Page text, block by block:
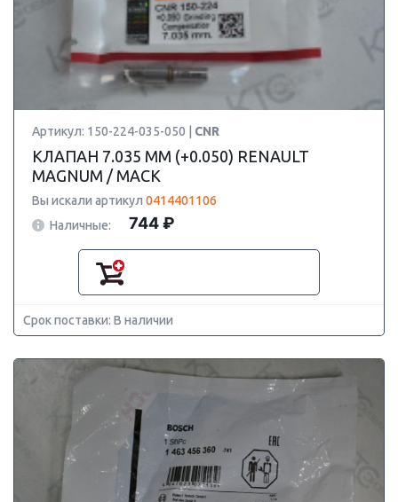
Артикул: 150-224-035-050 | CNR
КЛАПАН 7.035 ММ (+0.050) RENAULT
MAGNUM / MACK
Вы искали артикул 0414401106
Наличные:
744 ₽
Срок поставки: В наличии